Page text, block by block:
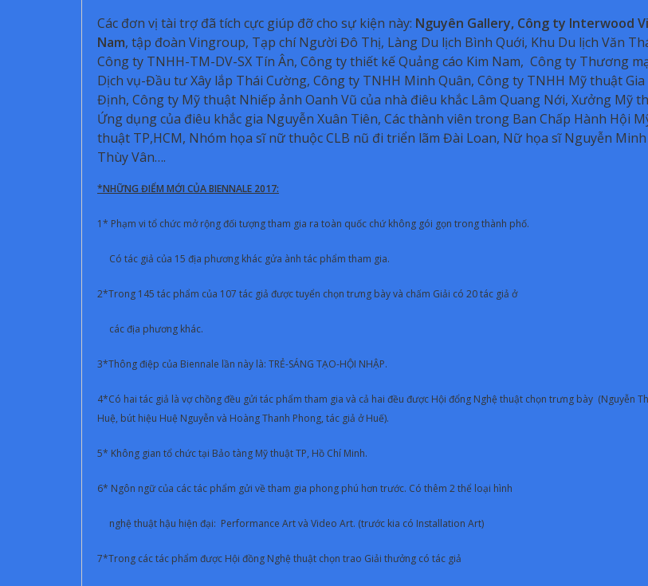
Các đơn vị tài trợ đã tích cực giúp đỡ cho sự kiện này: Nguyên Gallery, Công ty Interwood
Nam, tập đoàn Vingroup, Tạp chí Người Đô Thị, Làng Du lịch Bình Quới, Khu Du lịch Văn
Công ty TNHH-TM-DV-SX Tín Ân, Công ty thiết kế Quảng cáo Kim Nam, Công ty Thương
Dịch vụ-Đầu tư Xây lắp Thái Cường, Công ty TNHH Minh Quân, Công ty TNHH Mỹ thuật Gia
Định, Công ty Mỹ thuật Nhiếp ảnh Oanh Vũ của nhà điêu khắc Lâm Quang Nới, Xưởng Mỹ
Ứng dụng của điêu khắc gia Nguyễn Xuân Tiên, Các thành viên trong Ban Chấp Hành Hội
thuật TP,HCM, Nhóm họa sĩ nữ thuộc CLB nũ đi triển lãm Đài Loan, Nữ họa sĩ Nguyễn Minh
Thùy Vân….
*NHỮNG ĐIỂM MỚI CỦA BIENNALE 2017:
1* Phạm vi tổ chức mở rộng đối tượng tham gia ra toàn quốc chứ không gói gọn trong thành phố.
Có tác giả của 15 địa phương khác gửa ành tác phẩm tham gia.
2*Trong 145 tác phẩm của 107 tác giả được tuyển chọn trưng bày và chấm Giải có 20 tác giả ở
các địa phương khác.
3*Thông điệp của Biennale lần này là: TRẺ-SÁNG TẠO-HỘI NHẬP.
4*Có hai tác giả là vợ chồng đều gửi tác phẩm tham gia và cả hai đều được Hội đổng Nghệ thuật chọn trưng bày (Nguyễn
Huệ, bút hiệu Huệ Nguyễn và Hoàng Thanh Phong, tác giả ở Huế).
5* Không gian tổ chức tại Bảo tàng Mỹ thuật TP, Hồ Chí Minh.
6* Ngôn ngữ của các tác phẩm gửi về tham gia phong phú hơn trước. Có thêm 2 thể loại hình
nghệ thuật hậu hiện đại: Performance Art và Video Art. (trước kia có Installation Art)
7*Trong các tác phẩm được Hội đồng Nghệ thuật chọn trao Giải thưởng có tác giả